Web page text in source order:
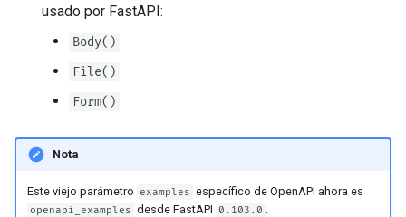
usado por FastAPI:
Body()
File()
Form()
Nota
Este viejo parámetro examples específico de OpenAPI ahora es
openapi_examples desde FastAPI 0.103.0 .